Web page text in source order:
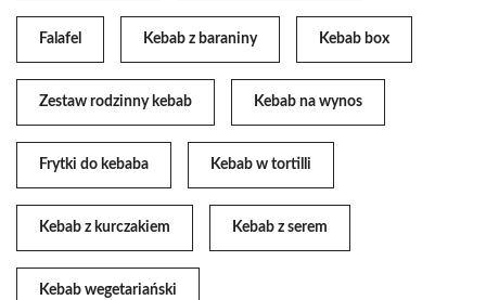
Falafel Kebab z baraniny Kebab box
Zestaw rodzinny kebab Kebab na wynos
Frytki do kebaba Kebab w tortilli
Kebab z kurczakiem Kebab z serem
Kebab wegetariański